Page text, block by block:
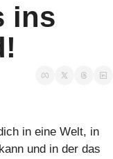
ins
in eine Welt, in
und in der das